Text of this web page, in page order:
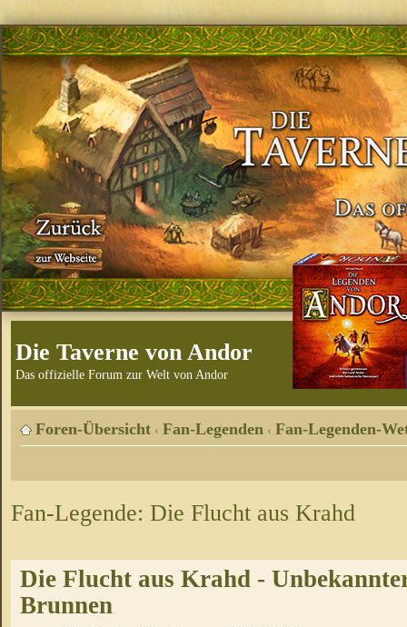
Die Taverne von Andor
Das offizielle Forum zur Welt von Andor
Foren-Übersicht ‹ Fan-Legenden ‹ Fan-Legenden-
Fan-Legende: Die Flucht aus Krahd
Die Flucht aus Krahd -
Brunnen